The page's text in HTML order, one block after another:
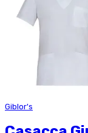
Giblor's